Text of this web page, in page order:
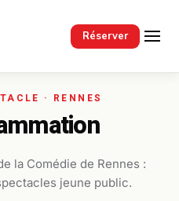
Réserver
la Comédie de Rennes :
jeune public.